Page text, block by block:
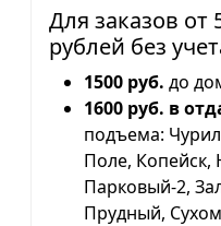
Для заказов от
рублей без
1500 руб. до
1600 руб. в
подъема:
Поле, Копейск,
Парковый-2,
Прудный,